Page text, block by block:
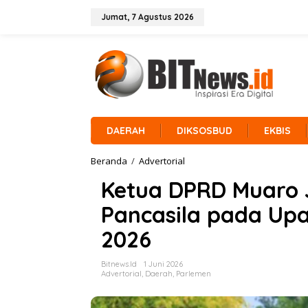
Jumat, 7 Agustus 2026
DAERAH DIKSOSBUD EKBIS
Beranda / Advertorial
t
u
a
D
M
a
Ketua DPRD
Pancasila pada
2026
Bitnews.id
1 Juni 2026
Advertorial, Daerah, Parlemen